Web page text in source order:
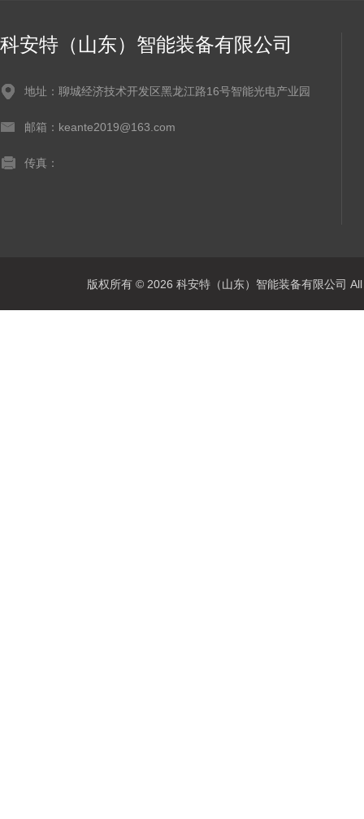
科安特（山东）智能装备有限公司
地址：聊城经济技术开发区黑龙江路16号智能光电产业园
邮箱：keante2019@163.com
传真：
版权所有 © 2026 科安特（山东）智能装备有限公